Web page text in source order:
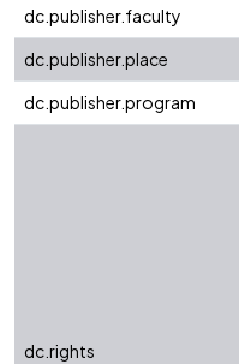
dc.publisher.faculty
dc.publisher.place
dc.publisher.program
dc.rights